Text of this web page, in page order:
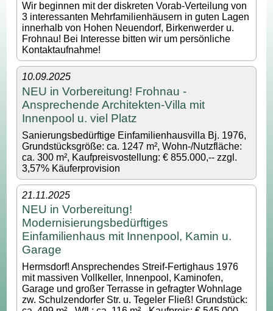
Wir beginnen mit der diskreten Vorab-Verteilung von
3 interessanten Mehrfamilienhäusern in guten Lagen
innerhalb von Hohen Neuendorf, Birkenwerder u.
Frohnau! Bei Interesse bitten wir um persönliche
Kontaktaufnahme!
10.09.2025
NEU in Vorbereitung! Frohnau -
Ansprechende Architekten-Villa mit
Innenpool u. viel Platz
Sanierungsbedürftige Einfamilienhausvilla Bj. 1976,
Grundstücksgröße: ca. 1247 m², Wohn-/Nutzfläche:
ca. 300 m², Kaufpreisvostellung: € 855.000,-- zzgl.
3,57% Käuferprovision
21.11.2025
NEU in Vorbereitung!
Modernisierungsbedürftiges
Einfamilienhaus mit Innenpool, Kamin u.
Garage
Hermsdorf! Ansprechendes Streif-Fertighaus 1976
mit massiven Vollkeller, Innenpool, Kaminofen,
Garage und großer Terrasse in gefragter Wohnlage
zw. Schulzendorfer Str. u. Tegeler Fließ! Grundstück: